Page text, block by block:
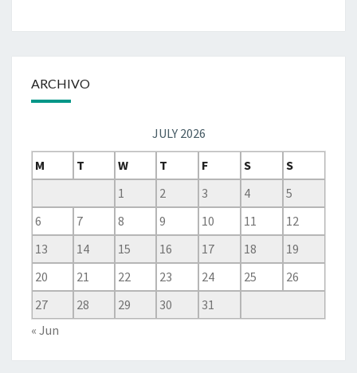
ARCHIVO
JULY 2026
M
T W T F S
S
1
2 3 4
5
6
7 8 9 10 11
12
13
14 15 16 17 18
19
20
21 22 23 24 25
26
27
28 29 30
31
« Jun